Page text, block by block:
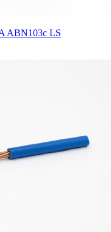
ABN103c LS